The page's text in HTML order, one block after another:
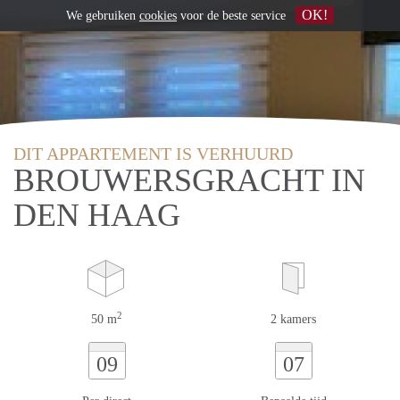
DIT APPARTEMENT IS VERHUURD
BROUWERSGRACHT IN
DEN HAAG
50 m2 2 kamers
09 07
We gebruiken cookies voor de beste service OK!